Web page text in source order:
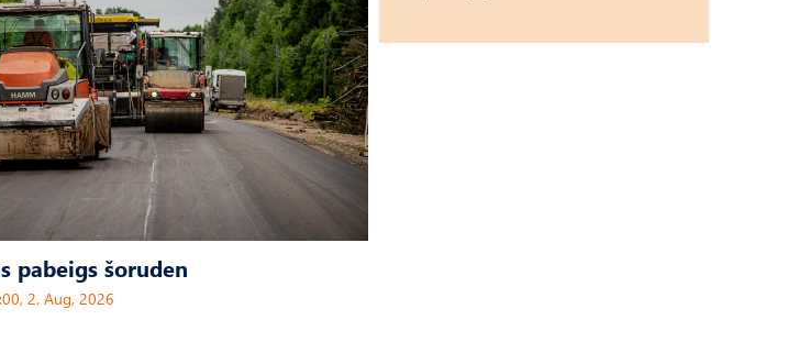
pabeigs šoruden
2. Aug, 2026